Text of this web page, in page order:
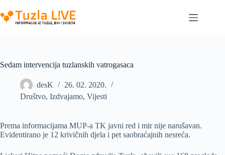
to
content
Sedam intervencija tuzlanskih vatrogasaca
desK
26. 02. 2020.
Društvo, Izdvajamo, Vijesti
Prema informacijama MUP-a TK javni red i mir nije narušavan.
Evidentirano je 12 krivičnih djela i pet saobraćajnih nesreća.